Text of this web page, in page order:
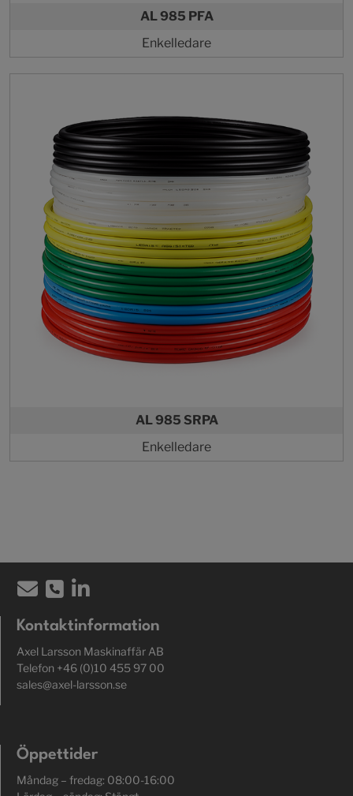
AL 985 PFA
Enkelledare
AL 985 SRPA
Enkelledare
Kontaktinformation
Axel Larsson Maskinaffär AB
Telefon +46 (0)10 455 97 00
sales@axel-larsson.se
Öppettider
Måndag – fredag: 08:00-16:00